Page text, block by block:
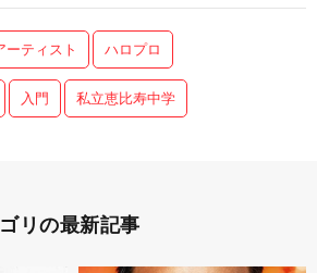
ーティスト ハロプロ
入門 私立恵比寿中学
リの最新記事